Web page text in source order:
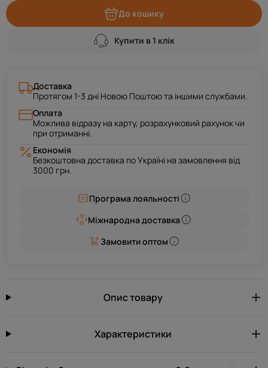
До кошику
Купити в 1 клік
Доставка
Протягом 1-3 дні Новою Поштою та іншими службами.
Оплата
Можлива відразу на карту, розрахунковий рахунок чи
при отриманні.
Економія
Безкоштовна доставка по Україні на замовлення від
3000 грн.
Програма лояльності
Міжнародна доставка
Замовити оптом
Опис товару
Характеристики